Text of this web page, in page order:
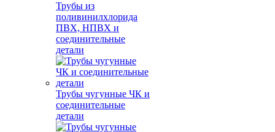
Трубы из
поливинилхлорида
ПВХ, НПВХ и
соединительные
детали
Трубы чугунные ЧК и
соединительные
детали